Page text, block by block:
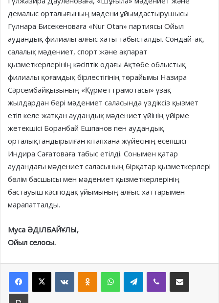
демалыс орталығының мәдени ұйымдастырушысы
Гүлнара Бисекеноваға «Nur Otan» партиясы Ойыл
аудандық филиалы алғыс хаты табысталды. Сондай-ақ,
салалық мәдениет, спорт және ақпарат
қызметкерлерінің кәсіптік одағы Ақтөбе облыстық
филиалы қоғамдық бірлестігінің төрайымы Назира
Сәрсембайқызының «Құрмет грамотасы» ұзақ
жылдардан бері мәдениет саласында үздіксіз қызмет
етіп келе жатқан аудандық мәдениет үйінің үйірме
жетекшісі Боранбай Ешпанов пен аудандық
орталықтандырылған кітапхана жүйесінің есепшісі
Индира Сағатоваға табыс етілді. Сонымен қатар
аудандағы мәдениет саласының бірқатар қызметкерлері
бөлім басшысы мен мәдениет қызметкерлерінің
бастауыш кәсіподақ ұйымының алғыс хаттарымен
марапатталды.
Муса ӘДІЛБАЙҰЛЫ,
Ойыл селосы.
Facebook
X VKontakteOdnoklassniki
WhatsAppTelegramViber Share via Email
Print